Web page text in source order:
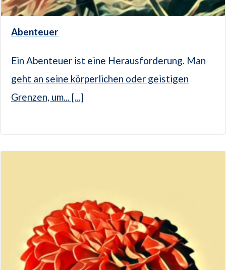
Abenteuer
Ein Abenteuer ist eine Herausforderung. Man
geht an seine körperlichen oder geistigen
Grenzen, um... [...]